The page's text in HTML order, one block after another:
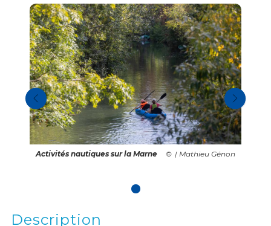
Activités nautiques sur la Marne | Mathieu Génon
Description